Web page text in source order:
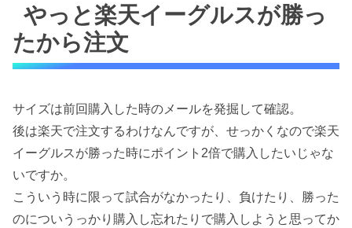
やっと楽天イーグルスが勝っ
たから注文
サイズは前回購入した時のメールを発掘して確認。
後は楽天で注文するわけなんですが、せっかくなので楽天
イーグルスが勝った時にポイント2倍で購入したいじゃな
いですか。
こういう時に限って試合がなかったり、負けたり、勝った
のについうっかり購入し忘れたりで購入しようと思ってか